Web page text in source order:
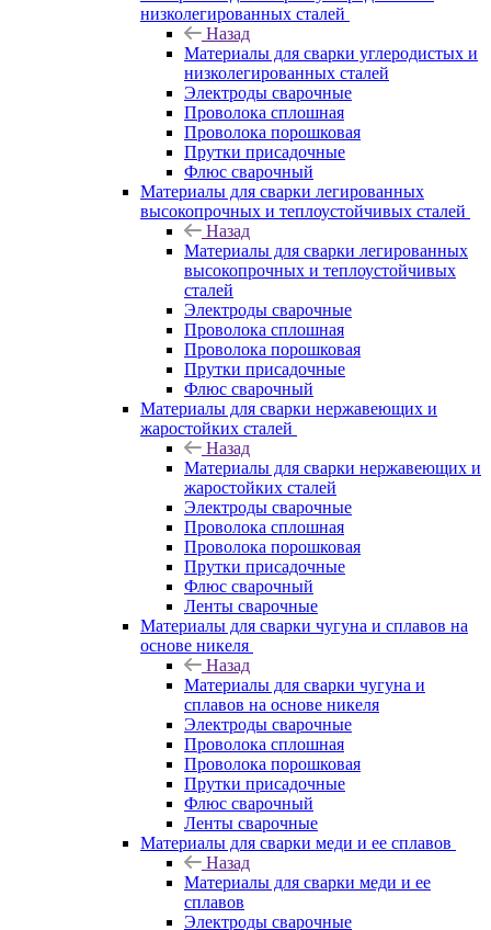
низколегированных сталей
Назад
Материалы для сварки углеродистых и
низколегированных сталей
Электроды сварочные
Проволока сплошная
Проволока порошковая
Прутки присадочные
Флюс сварочный
Материалы для сварки легированных
высокопрочных и теплоустойчивых сталей
Назад
Материалы для сварки легированных
высокопрочных и теплоустойчивых
сталей
Электроды сварочные
Проволока сплошная
Проволока порошковая
Прутки присадочные
Флюс сварочный
Материалы для сварки нержавеющих и
жаростойких сталей
Назад
Материалы для сварки нержавеющих и
жаростойких сталей
Электроды сварочные
Проволока сплошная
Проволока порошковая
Прутки присадочные
Флюс сварочный
Ленты сварочные
Материалы для сварки чугуна и сплавов на
основе никеля
Назад
Материалы для сварки чугуна и
сплавов на основе никеля
Электроды сварочные
Проволока сплошная
Проволока порошковая
Прутки присадочные
Флюс сварочный
Ленты сварочные
Материалы для сварки меди и ее сплавов
Назад
Материалы для сварки меди и ее
сплавов
Электроды сварочные